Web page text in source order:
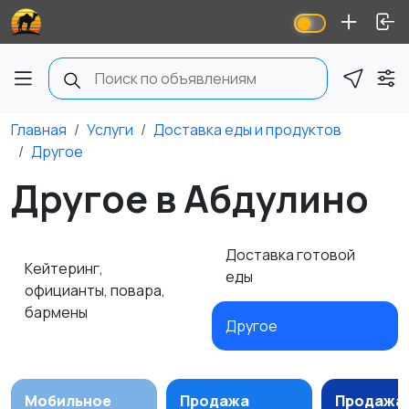
Главная Услуги
Доставка еды и продуктов
Другое
Другое в Абдулино
Кейтеринг,
официанты, повара,
бармены
Доставка готовой
еды
Другое
Мобильное
Продажа
Продажа